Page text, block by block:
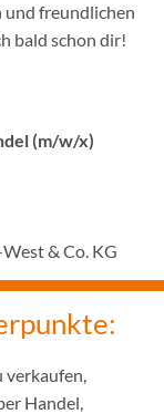
und freundlichen
bald schon dir!
(m/w/x)
& Co. KG
verkaufen,
Handel,